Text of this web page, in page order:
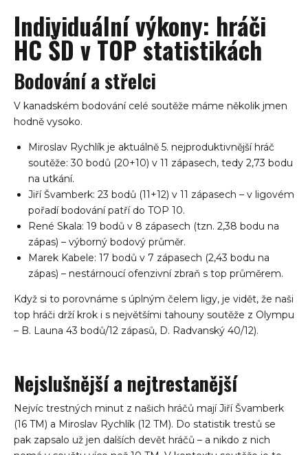
Individuální výkony: hráči
HC ŠD v TOP statistikách
Bodování a střelci
V kanadském bodování celé soutěže máme několik jmen
hodně vysoko.
Miroslav Rychlík je aktuálně 5. nejproduktivnější hráč
soutěže: 30 bodů (20+10) v 11 zápasech, tedy 2,73 bodu
na utkání.
Jiří Švamberk: 23 bodů (11+12) v 11 zápasech – v ligovém
pořadí bodování patří do TOP 10.
René Skala: 19 bodů v 8 zápasech (tzn. 2,38 bodu na
zápas) – výborný bodový průměr.
Marek Kabele: 17 bodů v 7 zápasech (2,43 bodu na
zápas) – nestárnoucí ofenzivní zbraň s top průměrem.
Když si to porovnáme s úplným čelem ligy, je vidět, že naši
top hráči drží krok i s největšími tahouny soutěže z Olympu
– B. Launa 43 bodů/12 zápasů, D. Radvanský 40/12).
Nejslušnější a nejtrestanější
Nejvíc trestných minut z našich hráčů mají Jiří Švamberk
(16 TM) a Miroslav Rychlík (12 TM). Do statistik trestů se
pak zapsalo už jen dalších devět hráčů – a nikdo z nich